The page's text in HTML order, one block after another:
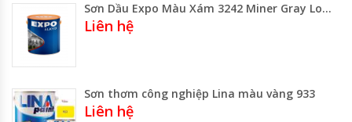
Sơn Dầu Expo Màu Xám 3242 Miner Gray Lon 3 Lít -800ml- Thùng 17.75 Lít
Liên hệ
Sơn thơm công nghiệp Lina màu vàng 933
Liên hệ